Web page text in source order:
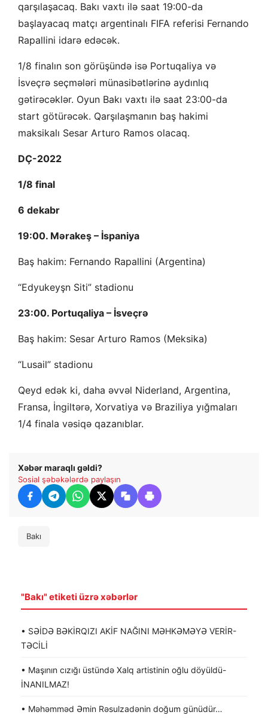
qarşılaşacaq. Bakı vaxtı ilə saat 19:00-da
başlayacaq matçı argentinalı FIFA referisi Fernando
Rapallini idarə edəcək.
1/8 finalın son görüşündə isə Portuqaliya və
İsveçrə seçmələri münasibətlərinə aydınlıq
gətirəcəklər. Oyun Bakı vaxtı ilə saat 23:00-da
start götürəcək. Qarşılaşmanın baş hakimi
maksikalı Sesar Arturo Ramos olacaq.
DÇ-2022
1/8 final
6 dekabr
19:00. Mərakeş – İspaniya
Baş hakim: Fernando Rapallini (Argentina)
“Edyukeyşn Siti” stadionu
23:00. Portuqaliya – İsveçrə
Baş hakim: Sesar Arturo Ramos (Meksika)
“Lusail” stadionu
Qeyd edək ki, daha əvvəl Niderland, Argentina,
Fransa, İngiltərə, Xorvatiya və Braziliya yığmaları
1/4 finala vəsiqə qazanıblar.
Xəbər maraqlı gəldi?
Sosial şəbəkələrdə paylaşın
Bakı
"Bakı" etiketi üzrə xəbərlər
• SƏİDƏ BƏKİRQIZI AKİF NAĞINI MƏHKƏMƏYƏ VERİR-
TƏCİLİ
• Maşının cızığı üstündə Xalq artistinin oğlu döyüldü-
İNANILMAZ!
• Məhəmməd Əmin Rəsulzadənin doğum günüdür…